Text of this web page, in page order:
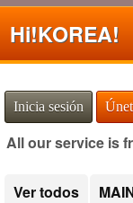
Hi!KOREA!
Inicia sesión
All our service is
Ver todos